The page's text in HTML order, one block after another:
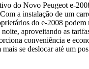
do Novo Peugeot e-
a instalação de um
do e-2008 podem
aproveitando as
conveniência e
mais se deslocar até um